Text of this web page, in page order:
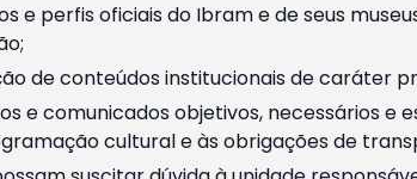
e perfis oficiais do Ibram e de seus
de conteúdos institucionais de caráter
e comunicados objetivos, necessários
cultural e às obrigações de